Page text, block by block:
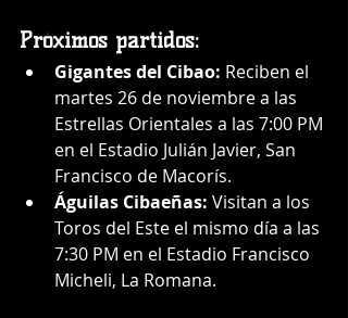
Próximos partidos:
Gigantes del Cibao: Reciben el
martes 26 de noviembre a las
Estrellas Orientales a las 7:00 PM
en el Estadio Julián Javier, San
Francisco de Macorís.
Águilas Cibaeñas: Visitan a los
Toros del Este el mismo día a las
7:30 PM en el Estadio Francisco
Micheli, La Romana.